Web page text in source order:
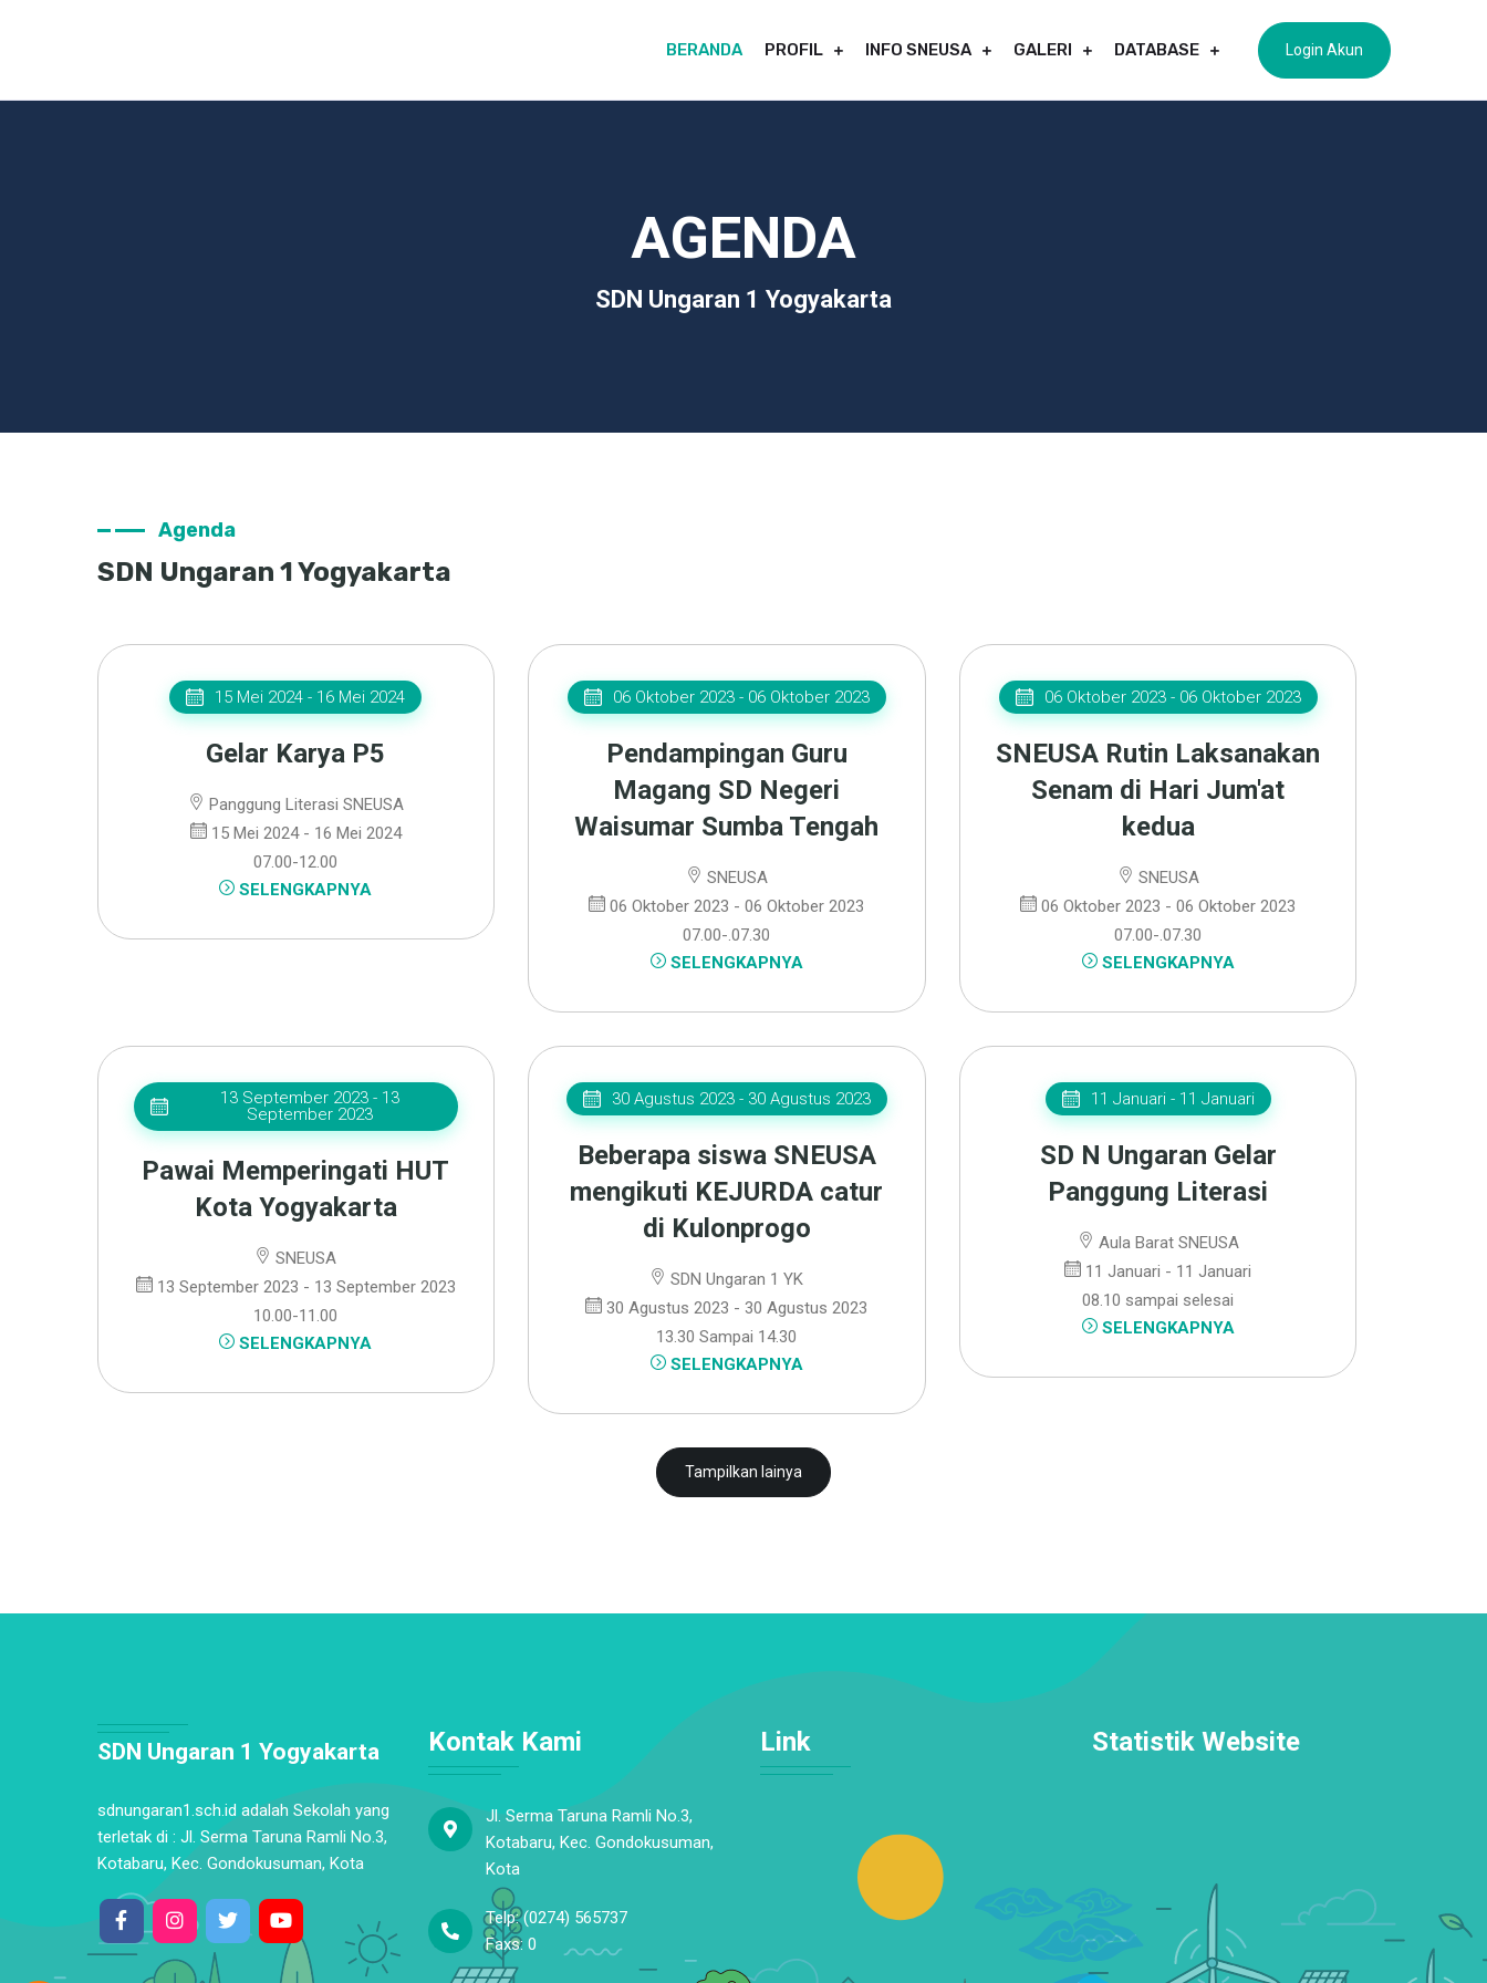
Login Akun
BERANDA PROFIL INFO SNEUSA GALERI DATABASE
AGENDA
SDN Ungaran 1 Yogyakarta
Agenda
SDN Ungaran 1 Yogyakarta
15 Mei 2024 - 16 Mei 2024
Gelar Karya P5
Panggung Literasi SNEUSA
15 Mei 2024 - 16 Mei 2024
07.00-12.00
SELENGKAPNYA
06 Oktober 2023 - 06 Oktober 2023
Pendampingan Guru
Magang SD Negeri
Waisumar Sumba Tengah
SNEUSA
06 Oktober 2023 - 06 Oktober 2023
07.00-.07.30
SELENGKAPNYA
06 Oktober 2023 - 06 Oktober 2023
SNEUSA Rutin Laksanakan
Senam di Hari Jum'at
kedua
SNEUSA
06 Oktober 2023 - 06 Oktober 2023
07.00-.07.30
SELENGKAPNYA
13 September 2023 - 13
September 2023
Pawai Memperingati HUT
Kota Yogyakarta
SNEUSA
13 September 2023 - 13 September 2023
10.00-11.00
SELENGKAPNYA
30 Agustus 2023 - 30 Agustus 2023
Beberapa siswa SNEUSA
mengikuti KEJURDA catur
di Kulonprogo
SDN Ungaran 1 YK
30 Agustus 2023 - 30 Agustus 2023
13.30 Sampai 14.30
SELENGKAPNYA
11 Januari - 11 Januari
SD N Ungaran Gelar
Panggung Literasi
Aula Barat SNEUSA
11 Januari - 11 Januari
08.10 sampai selesai
SELENGKAPNYA
Tampilkan lainya
SDN Ungaran 1 Yogyakarta
sdnungaran1.sch.id adalah Sekolah yang
terletak di : Jl. Serma Taruna Ramli No.3,
Kotabaru, Kec. Gondokusuman, Kota
Kontak Kami
Jl. Serma Taruna Ramli No.3,
Kotabaru, Kec. Gondokusuman,
Kota
Telp: (0274) 565737
Faxs: 0
Link Statistik Website